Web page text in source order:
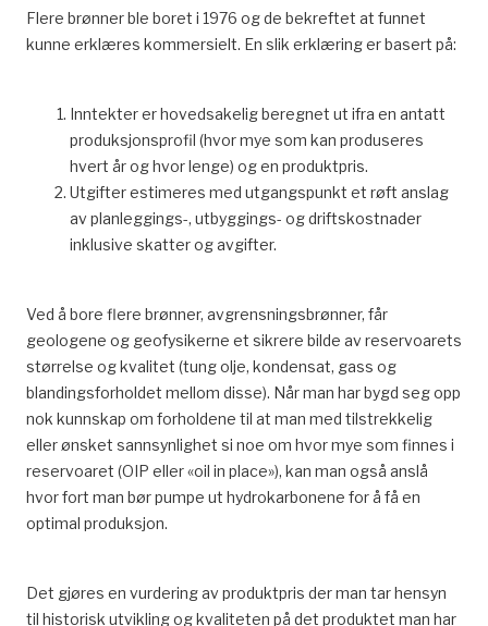
Flere brønner ble boret i 1976 og de bekreftet at funnet
kunne erklæres kommersielt. En slik erklæring er basert på:
Inntekter er hovedsakelig beregnet ut ifra en antatt
produksjonsprofil (hvor mye som kan produseres
hvert år og hvor lenge) og en produktpris.
Utgifter estimeres med utgangspunkt et røft anslag
av planleggings-, utbyggings- og driftskostnader
inklusive skatter og avgifter.
Ved å bore flere brønner, avgrensningsbrønner, får
geologene og geofysikerne et sikrere bilde av reservoarets
størrelse og kvalitet (tung olje, kondensat, gass og
blandingsforholdet mellom disse). Når man har bygd seg opp
nok kunnskap om forholdene til at man med tilstrekkelig
eller ønsket sannsynlighet si noe om hvor mye som finnes i
reservoaret (OIP eller «oil in place»), kan man også anslå
hvor fort man bør pumpe ut hydrokarbonene for å få en
optimal produksjon.
Det gjøres en vurdering av produktpris der man tar hensyn
til historisk utvikling og kvaliteten på det produktet man har